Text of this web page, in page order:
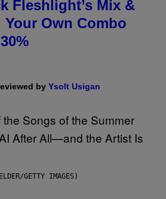
Fleshlight’s Mix &
Own Combo
by Ysolt Usigan
GETTY IMAGES)